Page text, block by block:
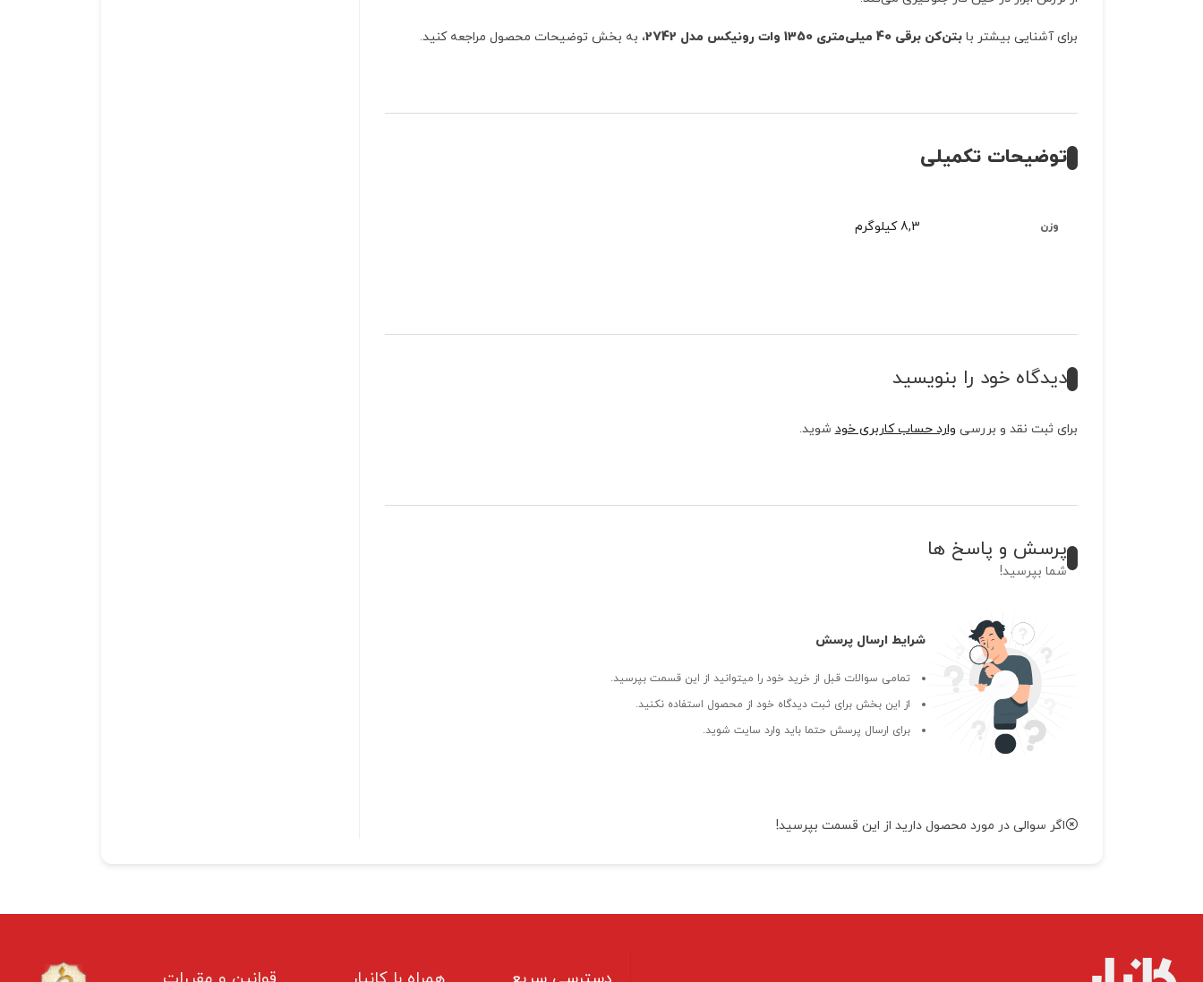
برای آشنایی بیشتر بابتن‌کن برقی 40 میلی‌متری 1350 وات رونیکس مدل 2742 ، به بخش توضیحات محصول مراجعه کنید.
توضیحات تکمیلی
وزن 8,3 کیلوگرم
دیدگاه خود را بنویسید
برای ثبت نقد و بررسی وارد حساب کاربری خودشوید.
پرسش و پاسخ ها
شما بپرسید!
شرایط ارسال پرسش
تمامی سوالات قبل از خرید خود را میتوانید از این قسمت بپرسید.
از این بخش برای ثبت دیدگاه خود از محصول استفاده نکنید.
برای ارسال پرسش حتما باید وارد سایت شوید.
اگر سوالی در مورد محصول دارید از این قسمت بپرسید!